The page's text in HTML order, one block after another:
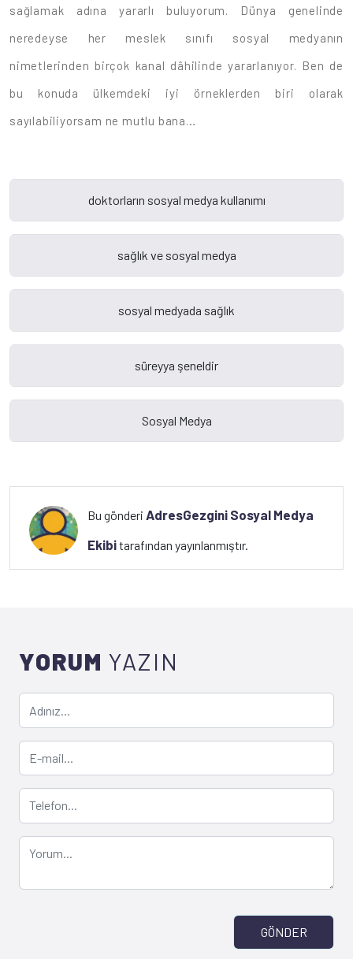
sağlamak adına yararlı buluyorum. Dünya genelinde
neredeyse her meslek sınıfı sosyal medyanın
nimetlerinden birçok kanal dâhilinde yararlanıyor. Ben de
bu konuda ülkemdeki iyi örneklerden biri olarak
sayılabiliyorsam ne mutlu bana…
Bu gönderiAdresGezgini Sosyal Medya
Ekibitarafından yayınlanmıştır.
YORUM YAZIN
GÖNDER